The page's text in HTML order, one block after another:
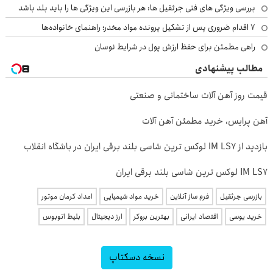
بررسی ویژگی های فنی جرثقیل ها: هر بازرسی این ویژگی ها را باید بلد باشد
۷ اقدام ضروری پس از تشکیل پرونده مواد مخدر؛ راهنمای خانواده‌ها
راهی مطمئن برای حفظ ارزش پول در شرایط نوسان
مطالب پیشنهادی
قیمت روز آهن آلات ساختمانی و صنعتی
آهن پرایس، خرید مطمئن آهن آلات
بازدید از IM LS7 لوکس ترین شاسی بلند برقی ایران در باشگاه انقلاب
IM LS7 لوکس ترین شاسی بلند برقی ایران
بازرسی جرثقیل فرم ساز آنلاین خرید مواد شیمیایی
امداد کرمان موتور
خرید یوسی
اقتصاد ایرانی بهترین بروکر ارز دیجیتال بلیط اتوبوس
نسخه دسکتاپ